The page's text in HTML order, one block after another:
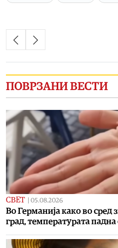
ПОВРЗАНИ ВЕСТИ
СВЕТ 05.08.2026
Во Германија како во сред
град, температурата падна